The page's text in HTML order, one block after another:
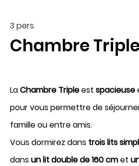
Arrivée
8
Août 2026
3 pers.
Chambre Triple
LaChambre Tripleest spacieuse
pour vous permettre de
famille ou entre amis.
Vous dormirez dans trois lits
dansun lit double de 160 cmet